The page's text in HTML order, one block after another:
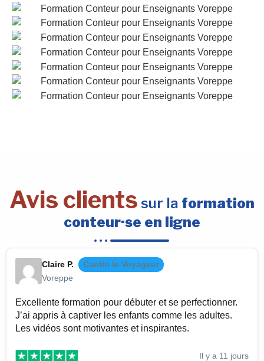
Avis clients sur la formation
conteur·se en ligne
Claire P.
Cantin le Voyageur
Voreppe
Excellente formation pour débuter et se perfectionner.
J’ai appris à captiver les enfants comme les adultes.
Les vidéos sont motivantes et inspirantes.
Il y a 11 jours